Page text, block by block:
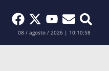
Buscar
08 / agosto / 2026 | 10:10:59